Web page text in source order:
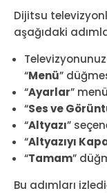
Dijitsu
aşağıdaki
“Menü”
“Ayarlar”
“Ses ve
“Altyazı”
“Altyazıyı
“Tamam”
Bu adımları